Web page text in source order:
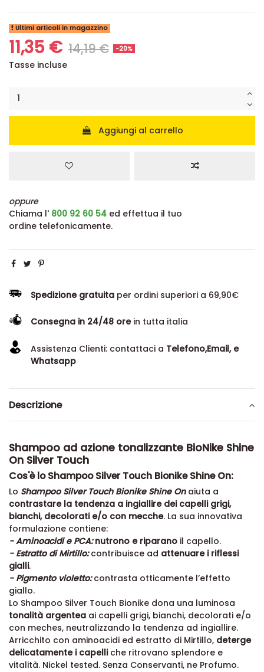
Ultimi articoli in magazzino
11,35 € 14,19 € -20%
Tasse incluse
Aggiungi al carrello
oppure
Chiama l' 800 92 60 54 ed effettua il tuo
ordine telefonicamente.
Spedizione gratuita per ordini superiori a 69,90€
Consegna in 24/48 orein tutta italia
Assistenza Clienti: contattaci a Telefono,Email, e
Whatsapp
Descrizione
Shampoo ad azione tonalizzante BioNike Shine
On Silver Touch
Cos'è lo Shampoo Silver Touch Bionike Shine On:
Lo Shampoo Silver Touch Bionike Shine Onaiuta a
contrastare la tendenza a ingiallire dei capelli grigi,
bianchi, decolorati e/o con mecche. La sua innovativa
formulazione contiene:
- Aminoacidi e PCA: nutrono e riparano il capello.
- Estratto di Mirtillo:contribuisce ad attenuare i riflessi
gialli.
- Pigmento violetto: contrasta otticamente l’effetto
giallo.
Lo Shampoo Silver Touch Bionike dona una luminosa
tonalità argentea ai capelli grigi, bianchi, decolorati e/o
con meches, neutralizzando la tendenza ad ingiallire.
Arricchito con aminoacidi ed estratto di Mirtillo, deterge
delicatamente i capelliche ritrovano splendore e
vitalità. Nickel tested. Senza Conservanti, ne Profumo.